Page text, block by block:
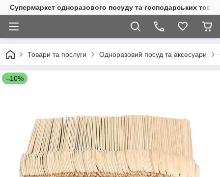
Супермаркет одноразового посуду та господарських
Товари та послуги Одноразовий посуд та аксесуари
–10%